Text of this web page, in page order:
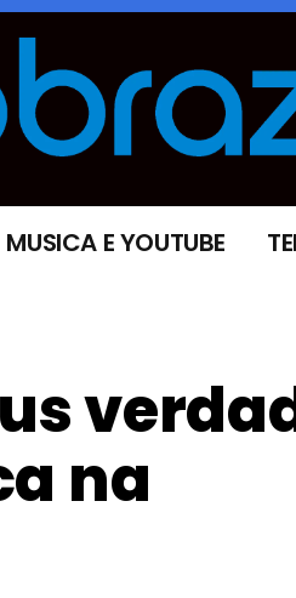
MUSICA E YOUTUBE
na